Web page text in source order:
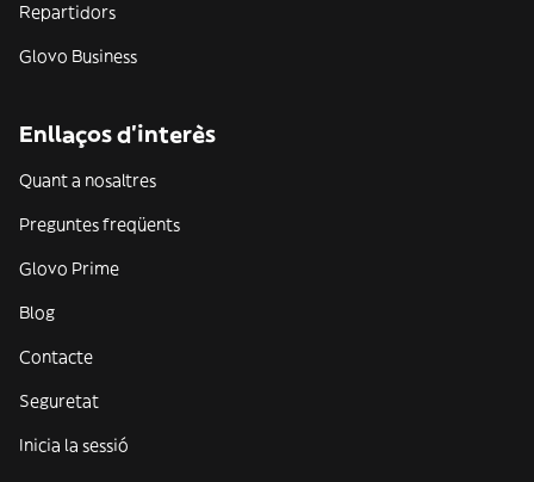
Repartidors
Glovo Business
Enllaços d'interès
Quant a nosaltres
Preguntes freqüents
Glovo Prime
Blog
Contacte
Seguretat
Inicia la sessió